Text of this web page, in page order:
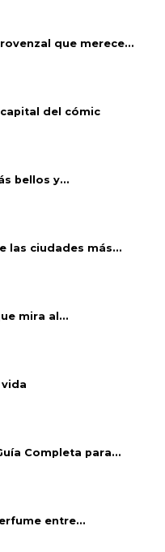
que merece...
del cómic
bellos y...
las ciudades más...
mira al...
Completa para...
entre...